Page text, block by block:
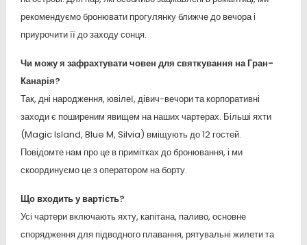
рекомендуємо бронювати прогулянку ближче до вечора і
приурочити її до заходу сонця.
Чи можу я зафрахтувати човен для святкування на Гран-
Канарія?
Так, дні народження, ювілеї, дівич-вечори та корпоративні
заходи є поширеним явищем на наших чартерах. Більші яхти
(Magic Island, Blue M, Silvia) вміщують до 12 гостей.
Повідомте нам про це в примітках до бронювання, і ми
скоординуємо це з оператором на борту.
Що входить у вартість?
Усі чартери включають яхту, капітана, паливо, основне
спорядження для підводного плавання, рятувальні жилети та